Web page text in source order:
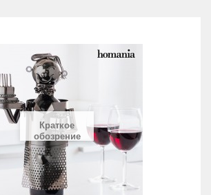
Краткое
обозрение